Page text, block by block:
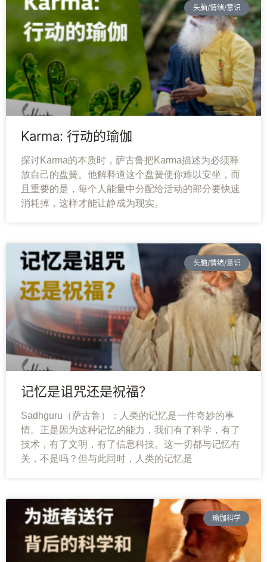
头脑/情绪/意识
Karma: 行动的瑜伽
探讨Karma的本质时，萨古鲁把Karma描述为必须释
放自己的盘簧。他解释道这个盘簧使你难以安坐，而
且重要的是，每个人能量中分配给活动的部分要快速
消耗掉，这样才能让静成为现实。
头脑/情绪/意识
记忆是诅咒还是祝福？
Sadhguru（萨古鲁）：人类的记忆是一件奇妙的事
情。正是因为这种记忆的能力，我们有了科学，有了
技术，有了文明，有了信息科技。这一切都与记忆有
关，不是吗？但与此同时，人类的记忆是
瑜伽科学